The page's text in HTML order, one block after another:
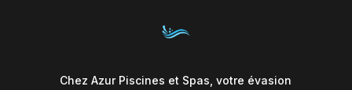
Chez Azur Piscines et Spas, votre évasion